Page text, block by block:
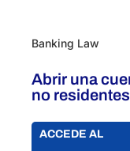
Banking Law
Abrir una
no residentes
ACCEDE AL